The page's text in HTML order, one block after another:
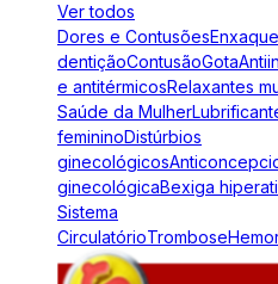
Ver todos
Dores e Contusões
dentiçãoContusãoGota
e antitérmicosRelaxantes
Saúde da Mulher
femininoDistúrbios
ginecológicos
ginecológicaBexiga
Sistema
CirculatórioTrombose